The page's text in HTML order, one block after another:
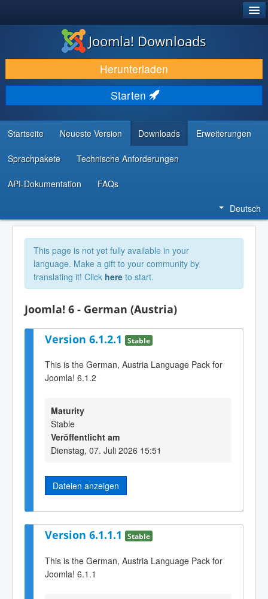
DOWNLOAD & ERWEITERN
ENTDECKEN & LERNEN
COMMUNITY & SUPPORT
RESSOURCEN FÜR ENTWICKLER
Joomla! Downloads
Herunterladen
Starten
Startseite Neueste Version Downloads Erweiterungen
Sprachpakete Technische Anforderungen
API-Dokumentation FAQs
Deutsch
This page is not yet fully available in your
language. Make a gift to your community by
translating it! Click here to start.
Joomla! 6 - German (Austria)
Version 6.1.2.1 Stable
This is the German, Austria Language Pack for
Joomla! 6.1.2
Maturity
Stable
Veröffentlicht am
Dienstag, 07. Juli 2026 15:51
Dateien anzeigen
Version 6.1.1.1 Stable
This is the German, Austria Language Pack for
Joomla! 6.1.1